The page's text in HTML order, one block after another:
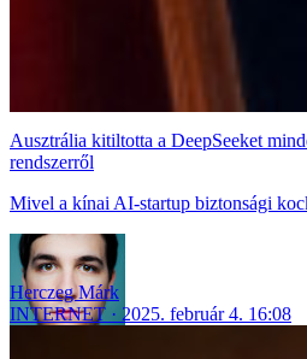
Ausztrália kitiltotta a DeepSeeket
rendszerről
Mivel a kínai AI-startup biztonsági
Herczeg Márk
INTERNET
2025. február 4. 16:08